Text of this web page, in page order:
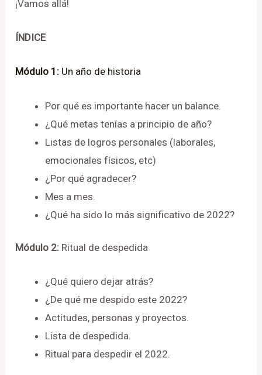
¡Vamos allá!
ÍNDICE
Módulo 1: Un año de historia
Por qué es importante hacer un balance.
¿Qué metas tenías a principio de año?
Listas de logros personales (laborales,
emocionales físicos, etc)
¿Por qué agradecer?
Mes a mes.
¿Qué ha sido lo más significativo de 2022?
Módulo 2: Ritual de despedida
¿Qué quiero dejar atrás?
¿De qué me despido este 2022?
Actitudes, personas y proyectos.
Lista de despedida.
Ritual para despedir el 2022.